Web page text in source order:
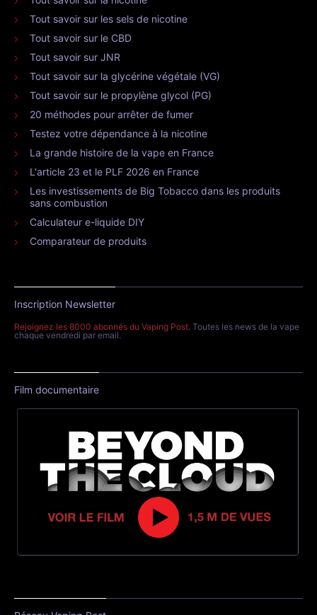
Tout savoir sur les sels de nicotine
Tout savoir sur le CBD
Tout savoir sur JNR
Tout savoir sur la glycérine végétale (VG)
Tout savoir sur le propylène glycol (PG)
20 méthodes pour arrêter de fumer
Testez votre dépendance à la nicotine
La grande histoire de la vape en France
L'article 23 et le PLF 2026 en France
Les investissements de Big Tobacco dans les produits
sans combustion
Calculateur e-liquide DIY
Comparateur de produits
Inscription Newsletter
Rejoignez les 8000 abonnés du Vaping Post. Toutes les news de la vape
chaque vendredi par email.
Film documentaire